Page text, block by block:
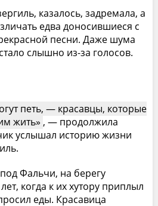
казалось, задремала, а
едва доносившиеся с
песни. Даже шума
слышно из-за голосов.
петь, — красавцы, которые
жить , — продолжила
услышал историю жизни
Фальчи, на берегу
когда к их хутору приплыл
еды. Красавица